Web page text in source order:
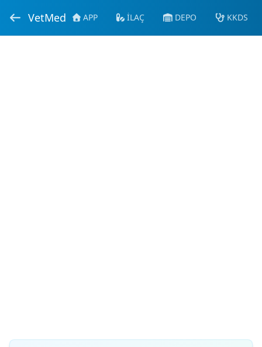
VetMed APP İLAÇ DEPO KKDS